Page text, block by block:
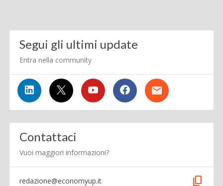
Segui gli ultimi update
Entra nella community
Contattaci
Vuoi maggiori informazioni?
redazione@economyup.it content_copy